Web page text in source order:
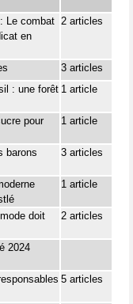
Le combat
en
2 articles
3 articles
: une forêt 1 article
pour
1 article
barons
3 articles
1 article
doit
2 articles
2024
5 articles